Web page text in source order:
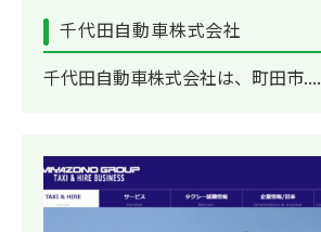
千代田自動車株式会社
千代田自動車株式会社は、町田市....